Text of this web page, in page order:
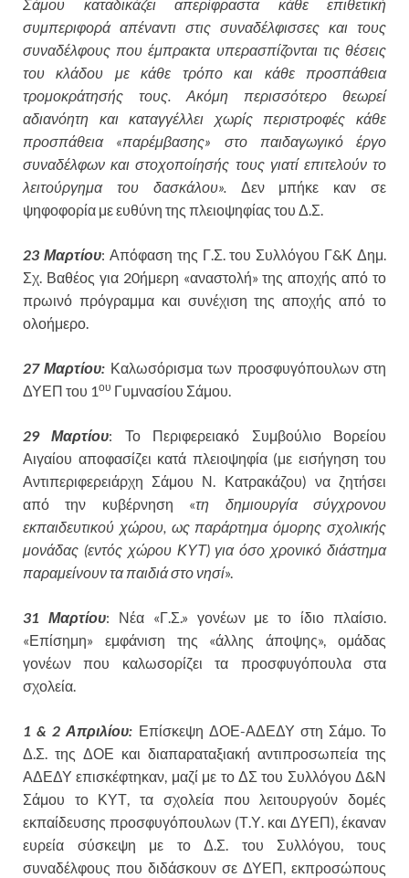
Σάμου καταδικάζει απερίφραστα κάθε επιθετική
συμπεριφορά απέναντι στις συναδέλφισσες και τους
συναδέλφους που έμπρακτα υπερασπίζονται τις θέσεις
του κλάδου με κάθε τρόπο και κάθε προσπάθεια
τρομοκράτησής τους. Ακόμη περισσότερο θεωρεί
αδιανόητη και καταγγέλλει χωρίς περιστροφές κάθε
προσπάθεια «παρέμβασης» στο παιδαγωγικό έργο
συναδέλφων και στοχοποίησής τους γιατί επιτελούν το
λειτούργημα του δασκάλου». Δεν μπήκε καν σε
ψηφοφορία με ευθύνη της πλειοψηφίας του Δ.Σ.
23 Μαρτίου: Απόφαση της Γ.Σ. του Συλλόγου Γ&Κ Δημ.
Σχ. Βαθέος για 20ήμερη «αναστολή» της αποχής από το
πρωινό πρόγραμμα και συνέχιση της αποχής από το
ολοήμερο.
27 Μαρτίου: Καλωσόρισμα των προσφυγόπουλων στη
ΔΥΕΠ του 1ου Γυμνασίου Σάμου.
29 Μαρτίου: Το Περιφερειακό Συμβούλιο Βορείου
Αιγαίου αποφασίζει κατά πλειοψηφία (με εισήγηση του
Αντιπεριφερειάρχη Σάμου Ν. Κατρακάζου) να ζητήσει
από την κυβέρνηση «τη δημιουργία σύγχρονου
εκπαιδευτικού χώρου, ως παράρτημα όμορης σχολικής
μονάδας (εντός χώρου ΚΥΤ) για όσο χρονικό διάστημα
παραμείνουν τα παιδιά στο νησί».
31 Μαρτίου: Νέα «Γ.Σ.» γονέων με το ίδιο πλαίσιο.
«Επίσημη» εμφάνιση της «άλλης άποψης», ομάδας
γονέων που καλωσορίζει τα προσφυγόπουλα στα
σχολεία.
1 & 2 Απριλίου: Επίσκεψη ΔΟΕ-ΑΔΕΔΥ στη Σάμο. Το
Δ.Σ. της ΔΟΕ και διαπαραταξιακή αντιπροσωπεία της
ΑΔΕΔΥ επισκέφτηκαν, μαζί με το ΔΣ του Συλλόγου Δ&Ν
Σάμου το ΚΥΤ, τα σχολεία που λειτουργούν δομές
εκπαίδευσης προσφυγόπουλων (Τ.Υ. και ΔΥΕΠ), έκαναν
ευρεία σύσκεψη με το Δ.Σ. του Συλλόγου, τους
συναδέλφους που διδάσκουν σε ΔΥΕΠ, εκπροσώπους